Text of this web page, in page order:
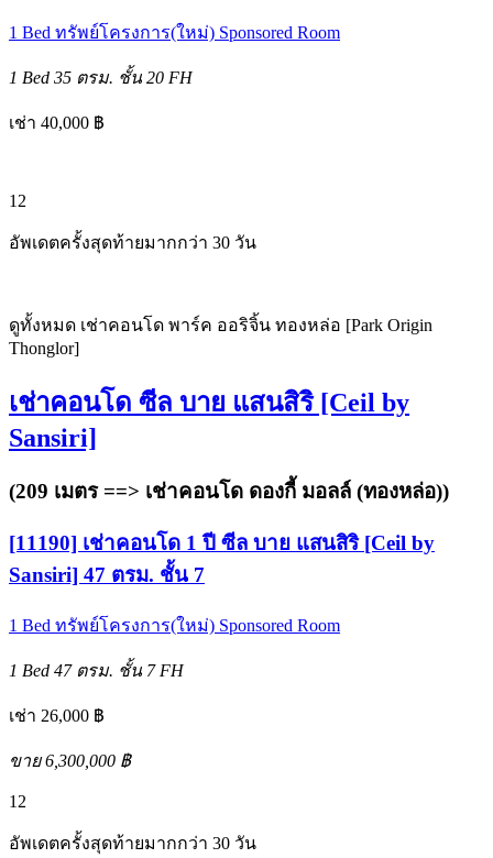
1 Bed ทรัพย์โครงการ(ใหม่) Sponsored Room
1 Bed 35 ตรม. ชั้น 20 FH
เช่า 40,000 ฿
12
อัพเดตครั้งสุดท้ายมากกว่า 30 วัน
ดูทั้งหมด เช่าคอนโด พาร์ค ออริจิ้น ทองหล่อ [Park Origin
Thonglor]
เช่าคอนโด ซีล บาย แสนสิริ [Ceil by
Sansiri]
(209 เมตร ==> เช่าคอนโด ดองกี้ มอลล์ (ทองหล่อ))
[11190] เช่าคอนโด 1 ปี ซีล บาย แสนสิริ [Ceil by
Sansiri] 47 ตรม. ชั้น 7
1 Bed ทรัพย์โครงการ(ใหม่) Sponsored Room
1 Bed 47 ตรม. ชั้น 7 FH
เช่า 26,000 ฿
ขาย 6,300,000 ฿
12
อัพเดตครั้งสุดท้ายมากกว่า 30 วัน